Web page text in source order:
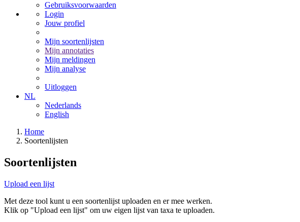
Gebruiksvoorwaarden
Login
Jouw profiel
Mijn soortenlijsten
Mijn annotaties
Mijn meldingen
Mijn analyse
Uitloggen
NL
Nederlands
English
Home
Soortenlijsten
Soortenlijsten
Upload een lijst
Met deze tool kunt u een soortenlijst uploaden en er mee werken.
Klik op "Upload een lijst" om uw eigen lijst van taxa te uploaden.